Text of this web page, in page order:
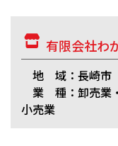
有限会社わ
地 域：長崎市
業 種：卸売業・
小売業